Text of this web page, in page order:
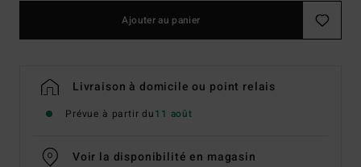
Ajouter au panier
Livraison à domicile ou point relais
Prévue à partir du11 août
Voir la disponibilité en magasin